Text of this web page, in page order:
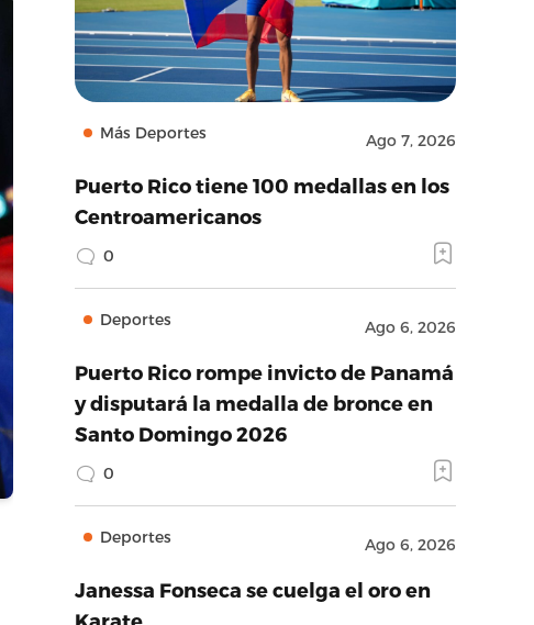
Más Deportes Ago 7, 2026
Puerto Rico tiene 100 medallas en los
Centroamericanos
0
Deportes Ago 6, 2026
Puerto Rico rompe invicto de Panamá
y disputará la medalla de bronce en
Santo Domingo 2026
0
Deportes Ago 6, 2026
Janessa Fonseca se cuelga el oro en
Karate